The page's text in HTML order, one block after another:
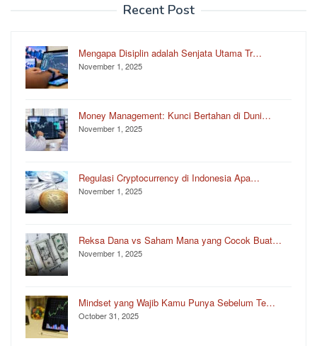
Recent Post
Mengapa Disiplin adalah Senjata Utama Tr…
November 1, 2025
Money Management: Kunci Bertahan di Duni…
November 1, 2025
Regulasi Cryptocurrency di Indonesia Apa…
November 1, 2025
Reksa Dana vs Saham Mana yang Cocok Buat…
November 1, 2025
Mindset yang Wajib Kamu Punya Sebelum Te…
October 31, 2025